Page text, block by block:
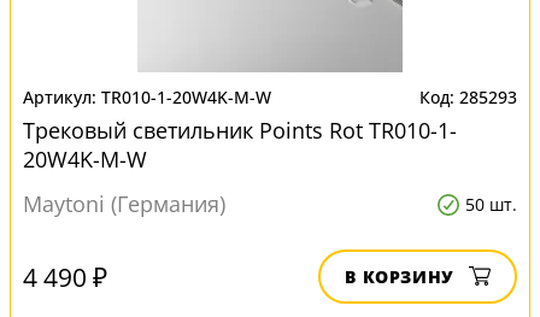
TR010-1-20W4K-M-W 285293
Трековый светильник Points Rot TR010-1-
20W4K-M-W
Maytoni (Германия)
50 шт.
4 490 ₽ В КОРЗИНУ